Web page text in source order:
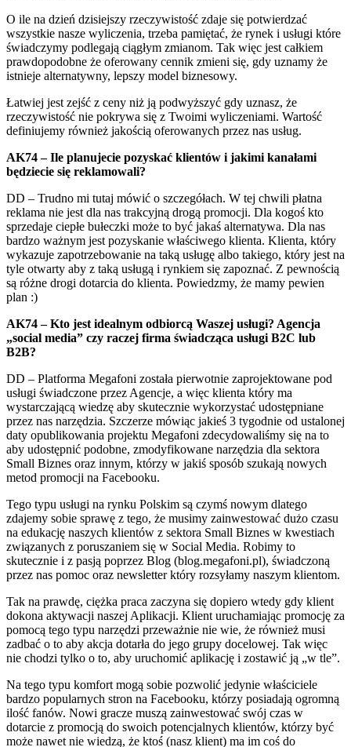
O ile na dzień dzisiejszy rzeczywistość zdaje się potwierdzać
wszystkie nasze wyliczenia, trzeba pamiętać, że rynek i usługi które
świadczymy podlegają ciągłym zmianom. Tak więc jest całkiem
prawdopodobne że oferowany cennik zmieni się, gdy uznamy że
istnieje alternatywny, lepszy model biznesowy.
Łatwiej jest zejść z ceny niż ją podwyższyć gdy uznasz, że
rzeczywistość nie pokrywa się z Twoimi wyliczeniami. Wartość
definiujemy również jakością oferowanych przez nas usług.
AK74 – Ile planujecie pozyskać klientów i jakimi kanałami
będziecie się reklamowali?
DD – Trudno mi tutaj mówić o szczegółach. W tej chwili płatna
reklama nie jest dla nas trakcyjną drogą promocji. Dla kogoś kto
sprzedaje ciepłe bułeczki może to być jakaś alternatywa. Dla nas
bardzo ważnym jest pozyskanie właściwego klienta. Klienta, który
wykazuje zapotrzebowanie na taką usługę albo takiego, który jest na
tyle otwarty aby z taką usługą i rynkiem się zapoznać. Z pewnością
są różne drogi dotarcia do klienta. Powiedzmy, że mamy pewien
plan :)
AK74 – Kto jest idealnym odbiorcą Waszej usługi? Agencja
„social media” czy raczej firma świadcząca usługi B2C lub
B2B?
DD – Platforma Megafoni została pierwotnie zaprojektowane pod
usługi świadczone przez Agencje, a więc klienta który ma
wystarczającą wiedzę aby skutecznie wykorzystać udostępniane
przez nas narzędzia. Szczerze mówiąc jakieś 3 tygodnie od ustalonej
daty opublikowania projektu Megafoni zdecydowaliśmy się na to
aby udostępnić podobne, zmodyfikowane narzędzia dla sektora
Small Biznes oraz innym, którzy w jakiś sposób szukają nowych
metod promocji na Facebooku.
Tego typu usługi na rynku Polskim są czymś nowym dlatego
zdajemy sobie sprawę z tego, że musimy zainwestować dużo czasu
na edukację naszych klientów z sektora Small Biznes w kwestiach
związanych z poruszaniem się w Social Media. Robimy to
skutecznie i z pasją poprzez Blog (blog.megafoni.pl), świadczoną
przez nas pomoc oraz newsletter który rozsyłamy naszym klientom.
Tak na prawdę, ciężka praca zaczyna się dopiero wtedy gdy klient
dokona aktywacji naszej Aplikacji. Klient uruchamiając promocję za
pomocą tego typu narzędzi przeważnie nie wie, że również musi
zadbać o to aby akcja dotarła do jego grupy docelowej. Tak więc
nie chodzi tylko o to, aby uruchomić aplikację i zostawić ją „w tle”.
Na tego typu komfort mogą sobie pozwolić jedynie właściciele
bardzo popularnych stron na Facebooku, którzy posiadają ogromną
ilość fanów. Nowi gracze muszą zainwestować swój czas w
dotarcie z promocją do swoich potencjalnych klientów, którzy być
może nawet nie wiedzą, że ktoś (nasz klient) ma im coś do